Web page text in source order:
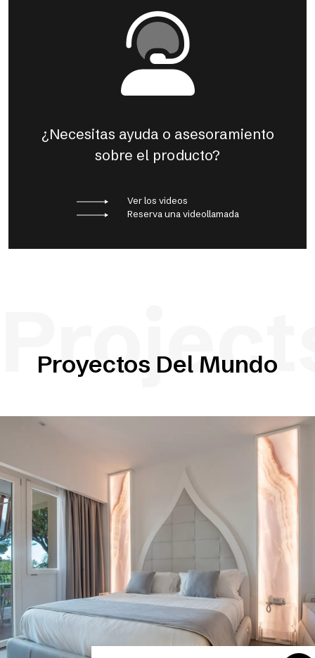
¿Necesitas ayuda o asesoramiento
sobre el producto?
Ver los videos
Reserva una videollamada
Proyectos Del Mundo